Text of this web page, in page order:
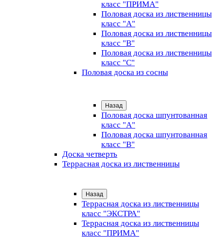
класс "ПРИМА"
Половая доска из лиственницы
класс "А"
Половая доска из лиственницы
класс "B"
Половая доска из лиственницы
класс "C"
Половая доска из сосны
Назад
Половая доска шпунтованная
класс "А"
Половая доска шпунтованная
класс "B"
Доска четверть
Террасная доска из лиственницы
Назад
Террасная доска из лиственницы
класс "ЭКСТРА"
Террасная доска из лиственницы
класс "ПРИМА"